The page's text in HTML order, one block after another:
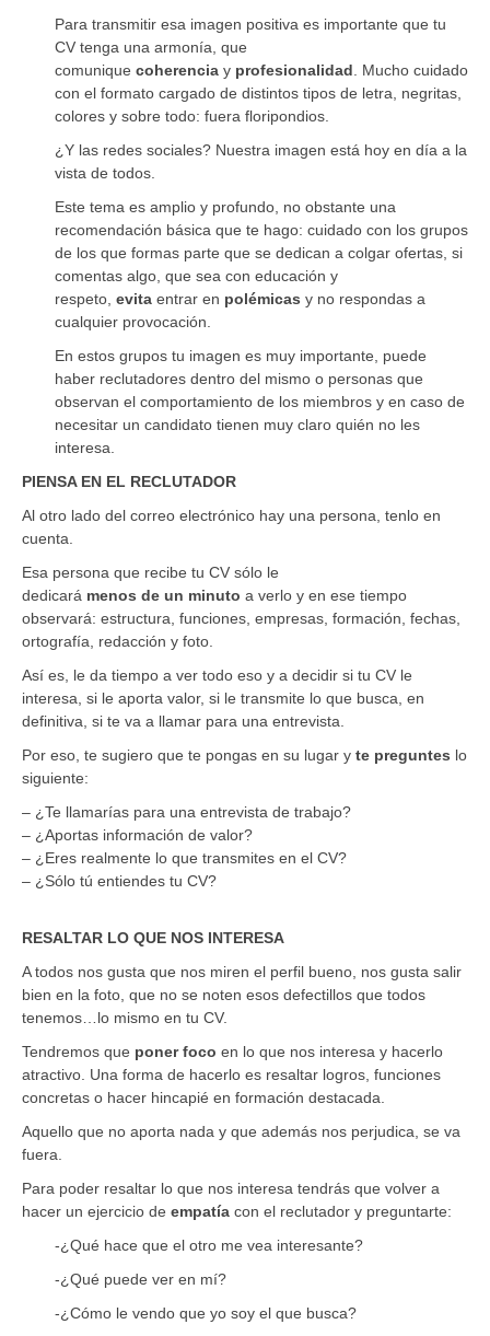
Para transmitir esa imagen positiva es importante que tu
CV tenga una armonía, que
comunique coherencia y profesionalidad . Mucho cuidado
con el formato cargado de distintos tipos de letra, negritas,
colores y sobre todo: fuera floripondios.
¿Y las redes sociales? Nuestra imagen está hoy en día a la
vista de todos.
Este tema es amplio y profundo, no obstante una
recomendación básica que te hago: cuidado con los grupos
de los que formas parte que se dedican a colgar ofertas, si
comentas algo, que sea con educación y
respeto, evita entrar en polémicas y no respondas a
cualquier provocación.
En estos grupos tu imagen es muy importante, puede
haber reclutadores dentro del mismo o personas que
observan el comportamiento de los miembros y en caso de
necesitar un candidato tienen muy claro quién no les
interesa.
PIENSA EN EL RECLUTADOR
Al otro lado del correo electrónico hay una persona, tenlo en
cuenta.
Esa persona que recibe tu CV sólo le
dedicará menos de un minuto a verlo y en ese tiempo
observará: estructura, funciones, empresas, formación, fechas,
ortografía, redacción y foto.
Así es, le da tiempo a ver todo eso y a decidir si tu CV le
interesa, si le aporta valor, si le transmite lo que busca, en
definitiva, si te va a llamar para una entrevista.
Por eso, te sugiero que te pongas en su lugar y te preguntes lo
siguiente:
– ¿Te llamarías para una entrevista de trabajo?
– ¿Aportas información de valor?
– ¿Eres realmente lo que transmites en el CV?
– ¿Sólo tú entiendes tu CV?
RESALTAR LO QUE NOS INTERESA
A todos nos gusta que nos miren el perfil bueno, nos gusta salir
bien en la foto, que no se noten esos defectillos que todos
tenemos…lo mismo en tu CV.
Tendremos que poner foco en lo que nos interesa y hacerlo
atractivo. Una forma de hacerlo es resaltar logros, funciones
concretas o hacer hincapié en formación destacada.
Aquello que no aporta nada y que además nos perjudica, se va
fuera.
Para poder resaltar lo que nos interesa tendrás que volver a
hacer un ejercicio de empatía con el reclutador y preguntarte:
-¿Qué hace que el otro me vea interesante?
-¿Qué puede ver en mí?
-¿Cómo le vendo que yo soy el que busca?